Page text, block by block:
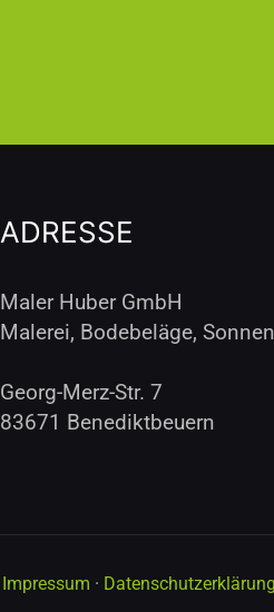
ADRESSE
Maler Huber GmbH
Malerei, Bodebeläge,
Georg-Merz-Str. 7
83671 Benediktbeuern
Impressum · Datenschutzerklärung